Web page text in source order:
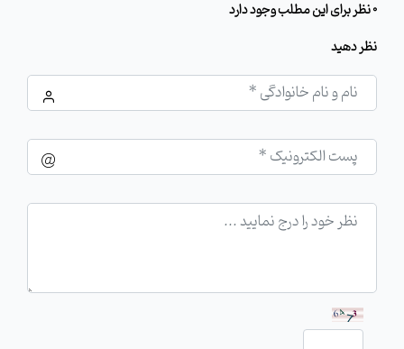
0 نظر برای این مطلب وجود دارد
نظر دهید